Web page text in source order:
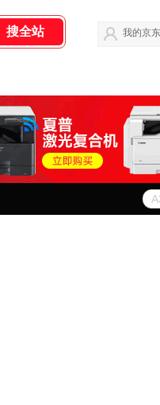
我的京东